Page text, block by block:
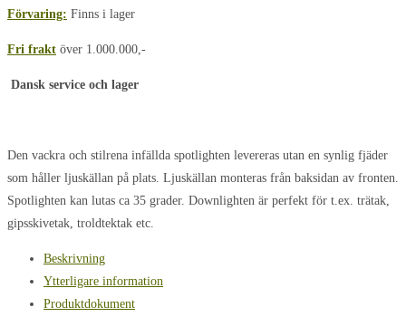
m.
mängd
Förvaring: Finns i lager
Fri frakt över 1.000.000,-
Dansk service och lager
Den vackra och stilrena infällda spotlighten levereras utan en synlig fjäder
som håller ljuskällan på plats. Ljuskällan monteras från baksidan av fronten.
Spotlighten kan lutas ca 35 grader. Downlighten är perfekt för t.ex. trätak,
gipsskivetak, troldtektak etc.
Beskrivning
Ytterligare information
Produktdokument